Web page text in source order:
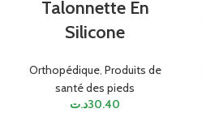
Talonnette En
Silicone
Orthopédique, Produits de
santé des pieds
30.40د.ت